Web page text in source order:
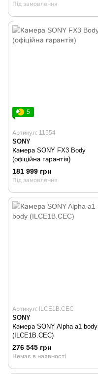
Під замовлення
5
Артикул: 11554
SONY
Камера SONY FX3 Body
(офіційна гарантія)
181 999 грн
Під замовлення
Артикул: ILCE1B.CEC
SONY
Камера SONY Alpha a1 body
(ILCE1B.CEC)
276 545 грн
Немає в наявності